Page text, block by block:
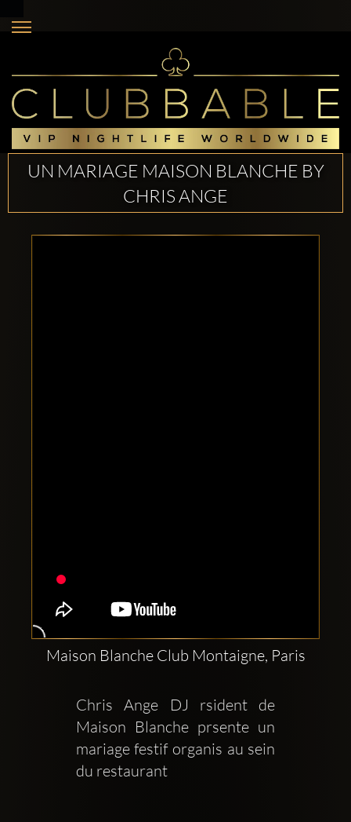
UN MARIAGE MAISON BLANCHE BY
CHRIS ANGE
Maison Blanche Club Montaigne, Paris
Chris Ange DJ rsident de
Maison Blanche prsente un
mariage festif organis au sein
du restaurant